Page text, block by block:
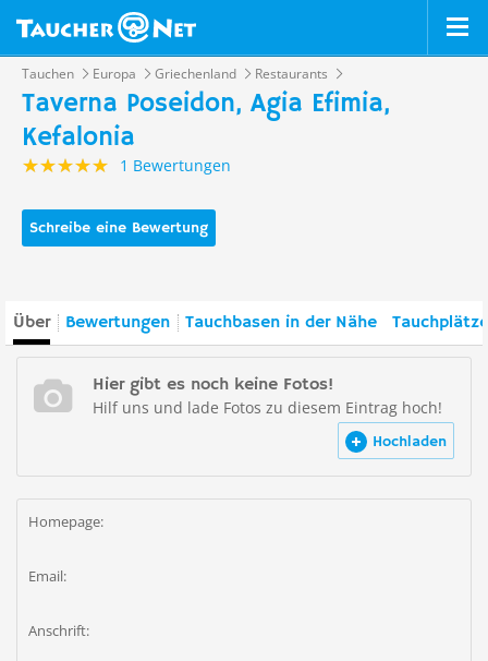
Tauchen Europa Griechenland Restaurants
Taverna Poseidon, Agia Efimia,
Kefalonia
1 Bewertungen
Schreibe eine Bewertung
Über Bewertungen Tauchbasen in der Nähe
Hier gibt es noch keine Fotos!
Hilf uns und lade Fotos zu diesem Eintrag hoch!
Hochladen
Homepage:
Email:
Anschrift: